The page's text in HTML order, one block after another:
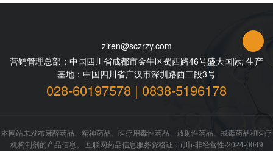
ziren@sczrzy.com
营销管理总部：中国四川省成都市金牛区蜀西路46号盛大国际; 生产
基地：中国四川省广汉市深圳路西二段3号
028-60197578 | 0838-5196178
本网站未发布麻醉药品、精神药品、医疗用毒性药品、放射性药品、戒毒药品和医疗
机构制剂的产品信息。 互联网药品信息服务资格证：(川)-非经营性-2024-0049